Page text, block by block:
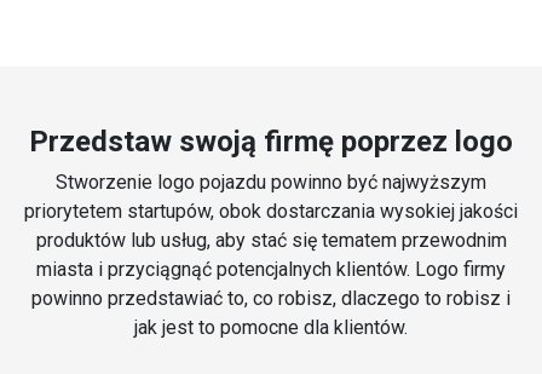
Przedstaw swoją firmę poprzez logo
Stworzenie logo pojazdu powinno być najwyższym
priorytetem startupów, obok dostarczania wysokiej jakości
produktów lub usług, aby stać się tematem przewodnim
miasta i przyciągnąć potencjalnych klientów. Logo firmy
powinno przedstawiać to, co robisz, dlaczego to robisz i
jak jest to pomocne dla klientów.